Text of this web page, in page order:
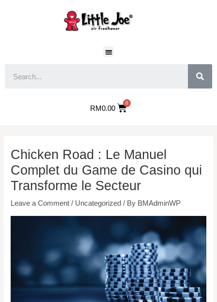
RM0.00
Chicken Road : Le Manuel
Complet du Game de Casino qui
Transforme le Secteur
Leave a Comment / Uncategorized / By BMAdminWP